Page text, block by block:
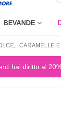
BEVANDE
CARAMELLE
hai diritto al